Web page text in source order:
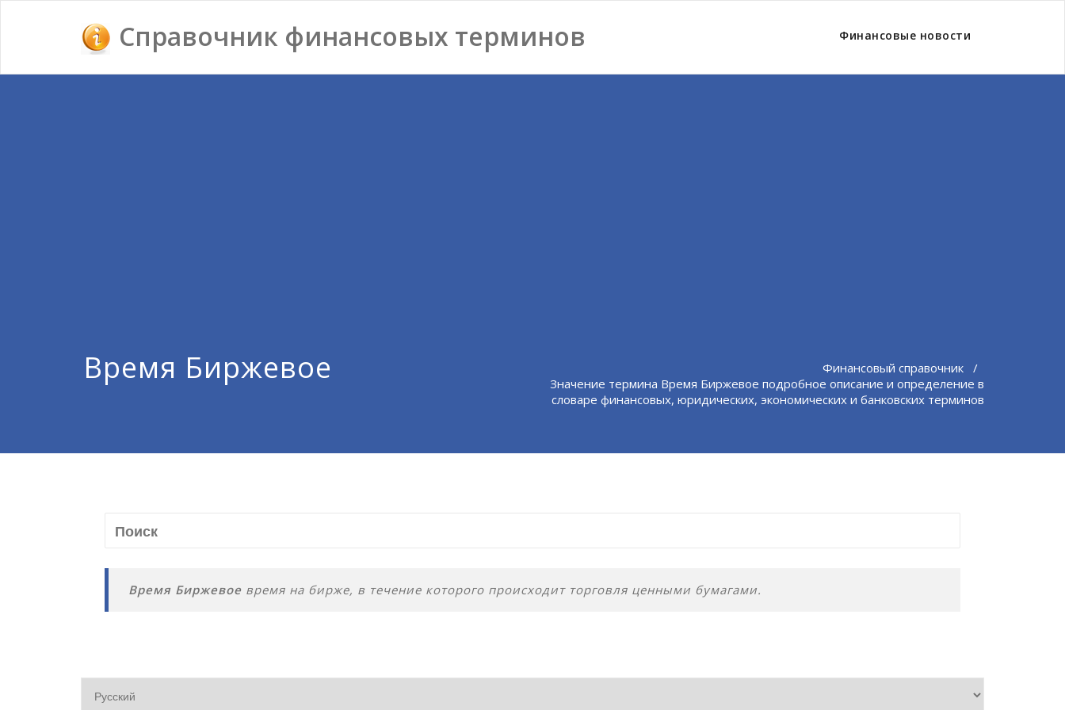
Справочник финансовых терминов Финансовые новости
Время Биржевое Финансовый справочник /
Значение термина Время Биржевое подробное описание и определение в
словаре финансовых, юридических, экономических и банковских терминов
Время Биржевоевремя на бирже, в течение которого происходит торговля ценными бумагами.